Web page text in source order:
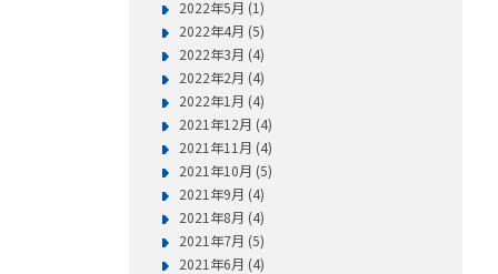
2022年5月 (1)
2022年4月 (5)
2022年3月 (4)
2022年2月 (4)
2022年1月 (4)
2021年12月 (4)
2021年11月 (4)
2021年10月 (5)
2021年9月 (4)
2021年8月 (4)
2021年7月 (5)
2021年6月 (4)